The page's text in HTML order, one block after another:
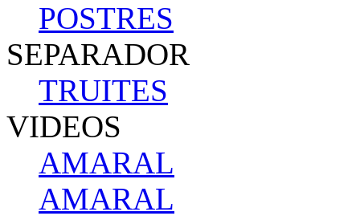
POSTRES
SEPARADOR
TRUITES
VIDEOS
AMARAL
AMARAL